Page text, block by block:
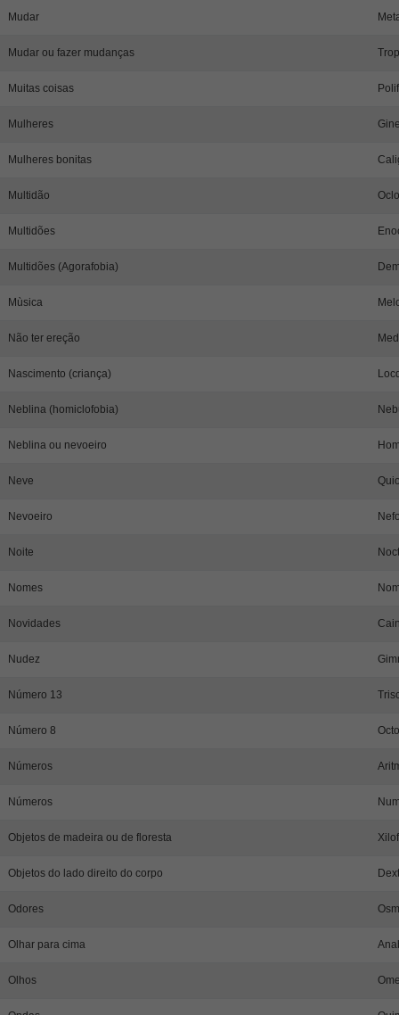
Mudar
Mudar ou fazer mudanças
Muitas coisas
Mulheres
Mulheres bonitas
Multidão
Multidões
Multidões (Agorafobia)
Mùsica
Não ter ereção
Nascimento (criança)
Neblina (homiclofobia)
Neblina ou nevoeiro
Neve
Nevoeiro
Noite
Nomes
Novidades
Nudez
Número 13
Número 8
Números
Números
Objetos de madeira ou de floresta
Objetos do lado direito do corpo
Odores
Olhar para cima
Olhos